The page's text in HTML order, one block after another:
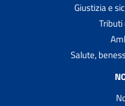
Giustizia e
Salute,